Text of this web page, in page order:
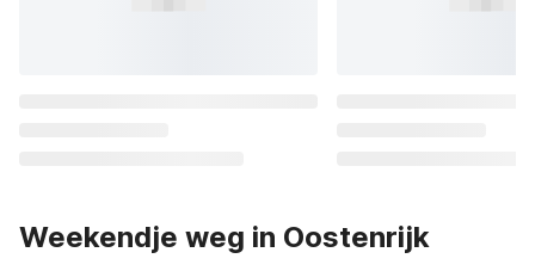
Weekendje weg in Oostenrijk